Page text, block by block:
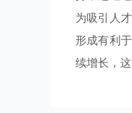
为吸引人
形成有利
续增长，